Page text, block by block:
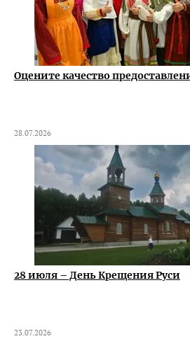
Оцените качество
28.07.2026
28 июля – День Крещения Руси
23.07.2026